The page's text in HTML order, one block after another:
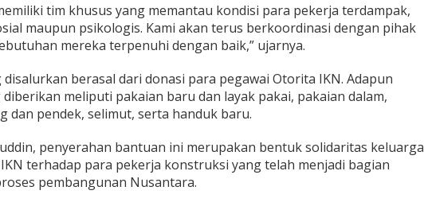
tim khusus yang memantau kondisi para pekerja terdampak,
maupun psikologis. Kami akan terus berkoordinasi dengan pihak
mereka terpenuhi dengan baik,” ujarnya.
berasal dari donasi para pegawai Otorita IKN. Adapun
meliputi pakaian baru dan layak pakai, pakaian dalam,
dan pendek, selimut, serta handuk baru.
penyerahan bantuan ini merupakan bentuk solidaritas keluarga
terhadap para pekerja konstruksi yang telah menjadi bagian
pembangunan Nusantara.